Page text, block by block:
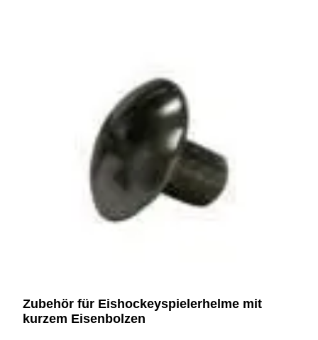
Zubehör für Eishockeyspielerhelme mit
kurzem Eisenbolzen